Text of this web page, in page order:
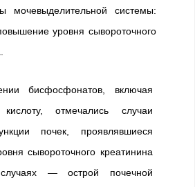
мочевыделительной системы:
уровня сывороточного
бисфосфонатов, включая
отмечались случаи
почек, проявлявшиеся
сывороточного креатинина
— острой почечной